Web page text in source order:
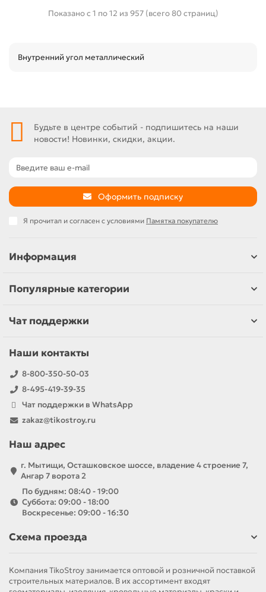
Показано с 1 по 12 из 957 (всего 80 страниц)
Внутренний угол металлический
Будьте в центре событий - подпишитесь на наши
новости! Новинки, скидки, акции.
Оформить подписку
Я прочитал и согласен с условиями Памятка покупателю
Информация
Популярные категории
Чат поддержки
Наши контакты
8-800-350-50-03
8-495-419-39-35
Чат поддержки в WhatsApp
zakaz@tikostroy.ru
Наш адрес
г. Мытищи, Осташковское шоссе, владение 4 строение 7,
Ангар 7 ворота 2
По будням: 08:40 - 19:00
Суббота: 09:00 - 18:00
Воскресенье: 09:00 - 16:30
Схема проезда
Компания TikoStroy занимается оптовой и розничной поставкой
строительных материалов. В их ассортимент входят